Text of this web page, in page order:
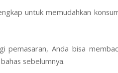
untuk memudahkan
pemasaran, Anda bisa
sebelumnya.